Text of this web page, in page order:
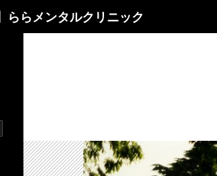
ららメンタルクリニック